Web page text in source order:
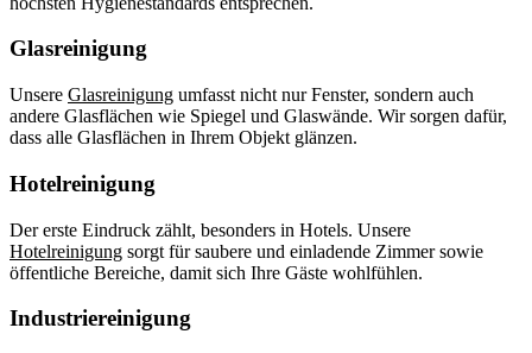
Glasreinigung
Unsere Glasreinigung umfasst nicht nur Fenster, sondern auch
andere Glasflächen wie Spiegel und Glaswände. Wir sorgen dafür,
dass alle Glasflächen in Ihrem Objekt glänzen.
Hotelreinigung
Der erste Eindruck zählt, besonders in Hotels. Unsere
Hotelreinigung sorgt für saubere und einladende Zimmer sowie
öffentliche Bereiche, damit sich Ihre Gäste wohlfühlen.
Industriereinigung